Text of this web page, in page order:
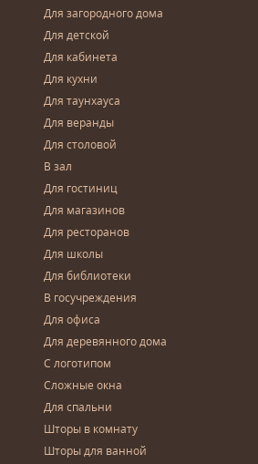
Для загородного дома
Для детской
Для кабинета
Для кухни
Для таунхауса
Для веранды
Для столовой
В зал
Для гостиниц
Для магазинов
Для ресторанов
Для школы
Для библиотеки
В госучреждения
Для офиса
Для деревянного дома
С логотипом
Сложные окна
Для спальни
Шторы в комнату
Шторы для ванной